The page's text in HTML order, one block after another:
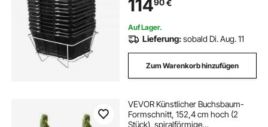
für Supermärkte,
Einzelhandelsgeschäfte,
Lebensmitteleinkauf, Schwarz
114 €
Auf Lager.
Lieferung:sobald Di. Aug. 11
Zum Warenkorb hinzufügen
VEVOR Künstlicher Buchsbaum-
Formschnitt, 152,4 cm hoch (2
Stück), spiralförmige